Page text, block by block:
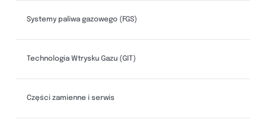
Systemy paliwa gazowego (FGS)
Technologia Wtrysku Gazu (GIT)
Części zamienne i serwis